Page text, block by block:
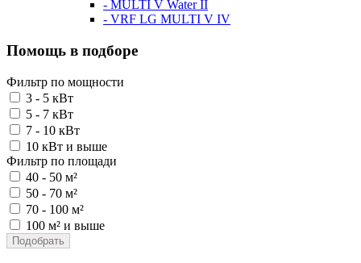
- MULTI V Water II
- VRF LG MULTI V IV
Помощь в подборе
Фильтр по мощности
3 - 5 кВт
5 - 7 кВт
7 - 10 кВт
10 кВт и выше
Фильтр по площади
40 - 50 м²
50 - 70 м²
70 - 100 м²
100 м² и выше
Подобрать